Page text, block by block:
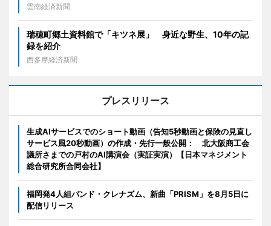
雲南経済新聞
瑞穂町郷土資料館で「キツネ展」 身近な野生、10年の記
録を紹介
西多摩経済新聞
プレスリリース
生成AIサービスでのショート動画（告知5秒動画と保険の見直し
サービス風20秒動画）の作成・先行一般公開： 北大阪商工会
議所さまでの戸村のAI講演会（実証実演）【日本マネジメント
総合研究所合同会社】
福岡発4人組バンド・クレナズム、新曲「PRISM」を8月5日に
配信リリース